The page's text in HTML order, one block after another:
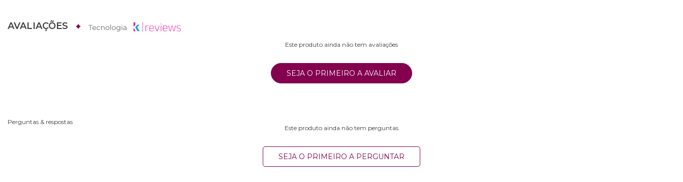
AVALIAÇÕES
Este produto ainda não tem avaliações
SEJA O PRIMEIRO A AVALIAR
Perguntas & respostas
Este produto ainda não tem perguntas
SEJA O PRIMEIRO A PERGUNTAR